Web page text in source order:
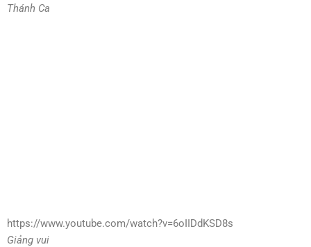
Thánh Ca
https://www.youtube.com/watch?v=6oIIDdKSD8s
Giảng vui